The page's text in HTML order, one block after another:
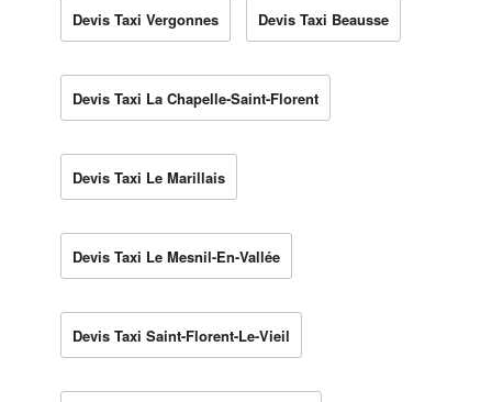
Devis Taxi Vergonnes Devis Taxi Beausse
Devis Taxi La Chapelle-Saint-Florent
Devis Taxi Le Marillais
Devis Taxi Le Mesnil-En-Vallée
Devis Taxi Saint-Florent-Le-Vieil